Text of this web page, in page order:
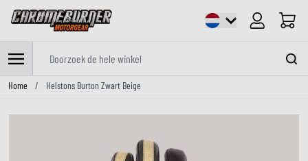
Cart
Ga naar de inhoud
Home / Helstons Burton Zwart Beige